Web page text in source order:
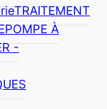
TRAITEMENT
POMPE À
-